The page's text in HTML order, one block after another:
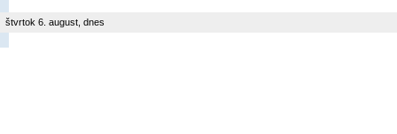
štvrtok 6. august, dnes